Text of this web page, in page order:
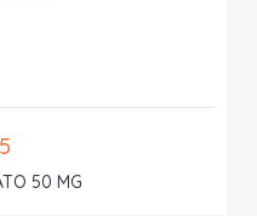
50 MG